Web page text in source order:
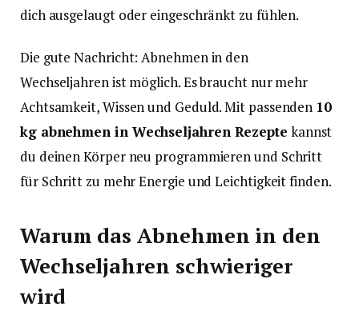
dich ausgelaugt oder eingeschränkt zu fühlen.
Die gute Nachricht: Abnehmen in den
Wechseljahren ist möglich. Es braucht nur mehr
Achtsamkeit, Wissen und Geduld. Mit passenden 10
kg abnehmen in Wechseljahren Rezepte kannst
du deinen Körper neu programmieren und Schritt
für Schritt zu mehr Energie und Leichtigkeit finden.
Warum das Abnehmen in den
Wechseljahren schwieriger
wird